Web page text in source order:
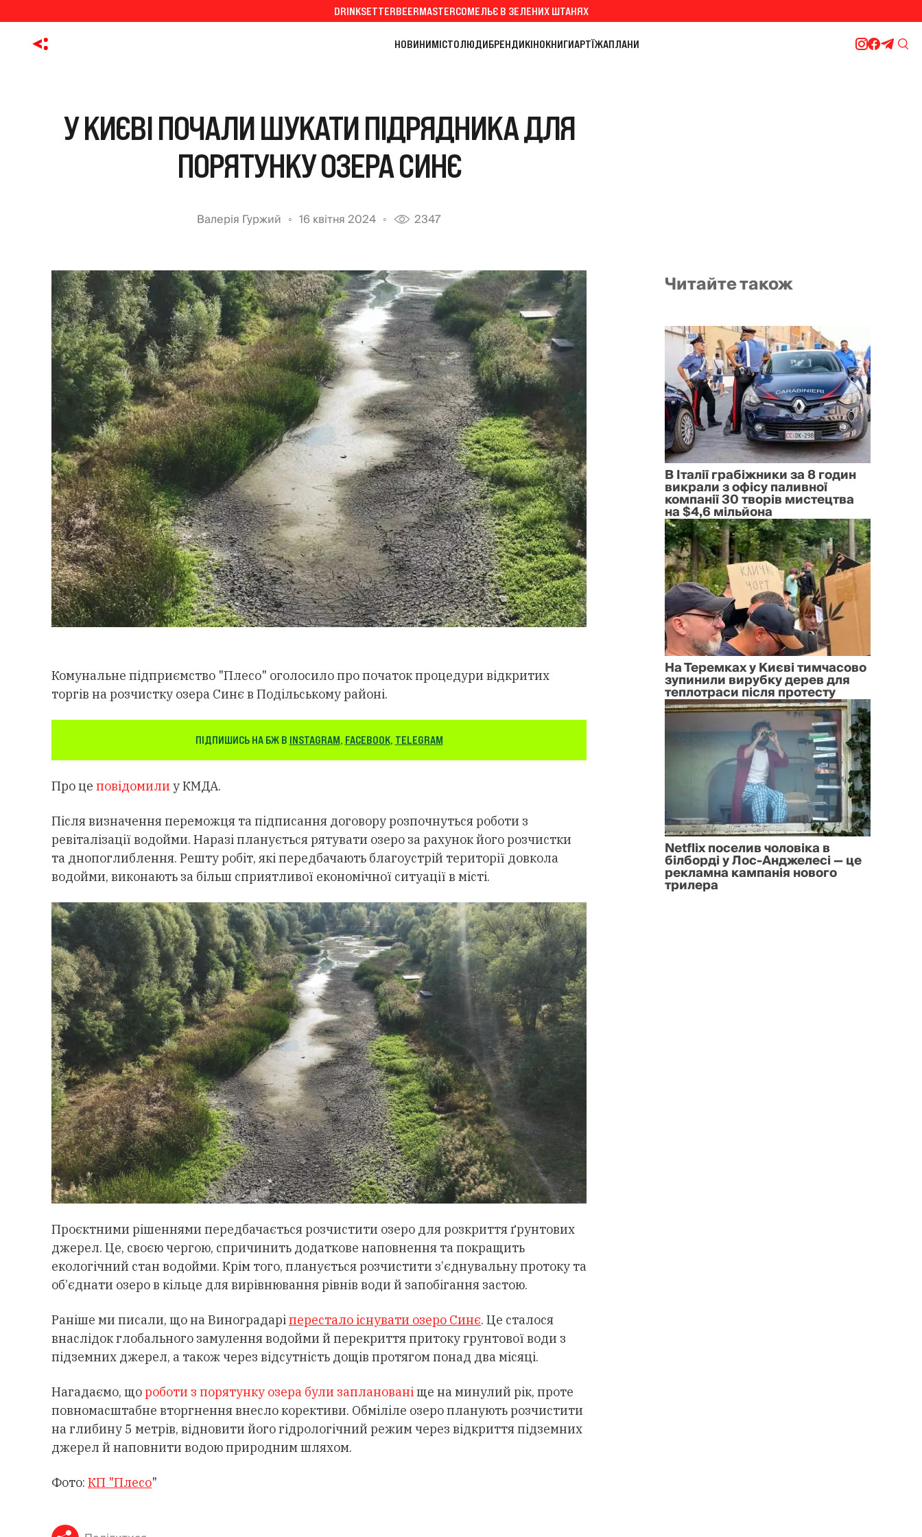
DRINKSETTERBEERMASTERСОМЕЛЬЄ В ЗЕЛЕНИХ ШТАНЯХ
НОВИНИМІСТОЛЮДИБРЕНДИКІНОКНИГИАРТЇЖАПЛАНИ
У КИЄВІ ПОЧАЛИ ШУКАТИ ПІДРЯДНИКА ДЛЯ
ПОРЯТУНКУ ОЗЕРА СИНЄ
Валерія Гуржий 16 квітня 2024 2347
Комунальне підприємство "Плесо" оголосило про початок процедури відкритих
торгів на розчистку озера Синє в Подільському районі.
ПІДПИШИСЬ НА БЖ В INSTAGRAM, FACEBOOK, TELEGRAM
Про це повідомили у КМДА.
Після визначення переможця та підписання договору розпочнуться роботи з
ревіталізації водойми. Наразі планується рятувати озеро за рахунок його розчистки
та днопоглиблення. Решту робіт, які передбачають благоустрій території довкола
водойми, виконають за більш сприятливої економічної ситуації в місті.
Проєктними рішеннями передбачається розчистити озеро для розкриття ґрунтових
джерел. Це, своєю чергою, спричинить додаткове наповнення та покращить
екологічний стан водойми. Крім того, планується розчистити з’єднувальну протоку та
об’єднати озеро в кільце для вирівнювання рівнів води й запобігання застою.
Раніше ми писали, що на Виноградаріперестало існувати озеро Синє. Це сталося
внаслідок глобального замулення водойми й перекриття притоку грунтової води з
підземних джерел, а також через відсутність дощів протягом понад два місяці.
Нагадаємо, щороботи з порятунку озера були запланованіще на минулий рік, проте
повномасштабне вторгнення внесло корективи. Обміліле озеро планують розчистити
на глибину 5 метрів, відновити його гідрологічний режим через відкриття підземних
джерел й наповнити водою природним шляхом.
Фото: КП "Плесо"
Читайте також
В Італії грабіжники за 8 годин
викрали з офісу паливної
компанії 30 творів мистецтва
на $4,6 мільйона
На Теремках у Києві тимчасово
зупинили вирубку дерев для
теплотраси після протесту
Netflix поселив чоловіка в
білборді у Лос-Анджелесі — це
рекламна кампанія нового
трилера